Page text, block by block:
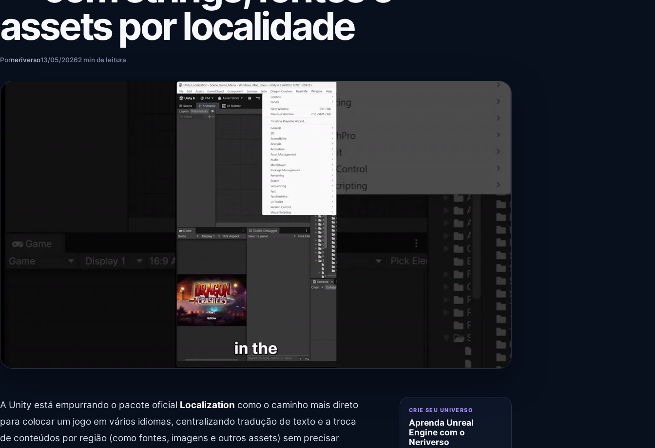
assets por localidade
Porneriverso13/05/20262 min de leitura
A Unity está empurrando o pacote oficial Localization como o caminho mais direto
para colocar um jogo em vários idiomas, centralizando tradução de texto e a troca
de conteúdos por região (como fontes, imagens e outros assets) sem precisar
CRIE SEU UNIVERSO
Aprenda Unreal
Engine com o
Neriverso